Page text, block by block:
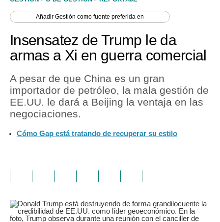
AñadirGestión como fuente preferida en
Insensatez de Trump le da
armas a Xi en guerra comercial
A pesar de que China es un gran
importador de petróleo, la mala gestión de
EE.UU. le dará a Beijing la ventaja en las
negociaciones.
Cómo Gap está tratando de recuperar su estilo